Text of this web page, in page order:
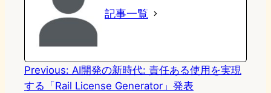
d
n
k
k
記事一覧
Previous: AI開発の新時代: 責任ある使用を実現
する「Rail License Generator」発表